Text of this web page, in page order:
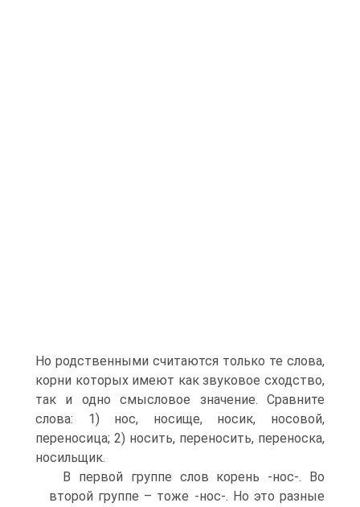
Но родственными считаются только те слова,
корни которых имеют как звуковое сходство,
так и одно смысловое значение. Сравните
слова: 1) нос, носище, носик, носовой,
переносица; 2) носить, переносить, переноска,
носильщик.
В первой группе слов корень -нос-. Во
второй группе – тоже -нос-. Но это разные